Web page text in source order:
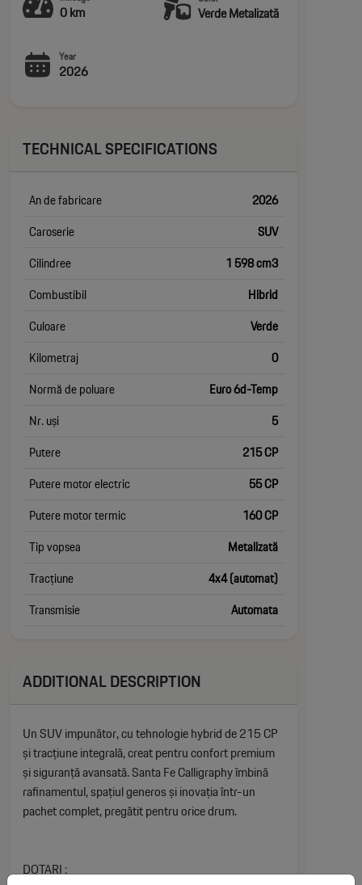
0 km Verde Metalizată
Year
2026
TECHNICAL SPECIFICATIONS
An de fabricare
2026
Caroserie
SUV
Cilindree
1 598 cm3
Combustibil
Hibrid
Culoare
Verde
Kilometraj
0
Normă de poluare
Euro 6d-Temp
Nr. uși
5
Putere
215 CP
Putere motor electric
55 CP
Putere motor termic
160 CP
Tip vopsea
Metalizată
Tracțiune
4x4 (automat)
Transmisie
Automata
ADDITIONAL DESCRIPTION
Un SUV impunător, cu tehnologie hybrid de 215 CP
și tracțiune integrală, creat pentru confort premium
și siguranță avansată. Santa Fe Calligraphy îmbină
rafinamentul, spațiul generos și inovația într-un
pachet complet, pregătit pentru orice drum.
DOTARI :